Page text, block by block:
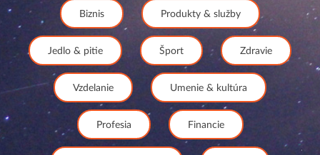
Biznis Produkty & služby
Jedlo & pitie Šport Zdravie
Vzdelanie Umenie & kultúra
Profesia Financie